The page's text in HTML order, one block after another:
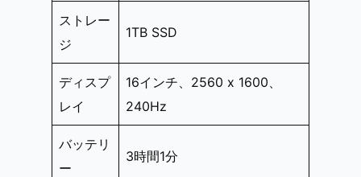
ストレー
ジ
1TB SSD
ディスプ
レイ
16インチ、2560 x 1600、
240Hz
バッテリ
ー
3時間1分